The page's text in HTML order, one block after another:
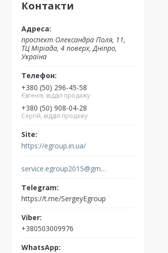
Контакти
проспект Олександра Поля, 11,
ТЦ Міріада, 4 поверх, Дніпро,
Україна
+380 (50) 296-45-58
Євгенія, відділ продажу
+380 (50) 908-04-28
Сергій, відділ продажу
https://egroup.in.ua/
service.egroup2015@gmail.com
https://t.me/SergeyEgroup
+380503009976